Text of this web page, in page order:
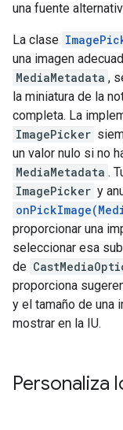
una fuente
La clase
una imagen
MediaMetadata ,
la miniatura de la
completa. La
ImagePicker
un valor nulo si no
MediaMetadata .
ImagePicker y
proporcionar una
seleccionar esa
de
proporciona
y el tamaño de una
mostrar en la IU.
Personaliza